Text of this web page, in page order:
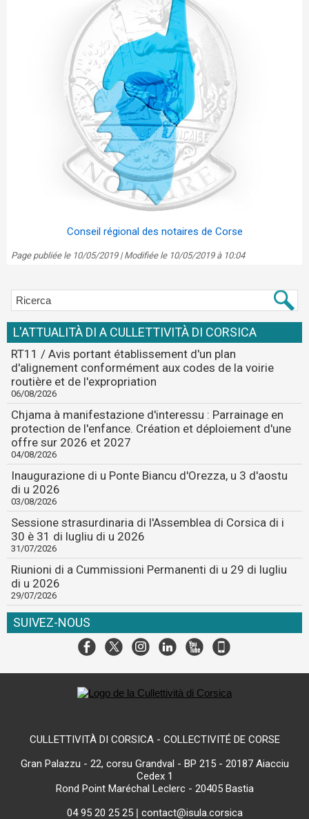
Conseil régional des notaires de Corse
Page publiée le 10/05/2019 | Modifiée le 10/05/2019 à 10:04
L'ATTUALITÀ DI A CULLETTIVITÀ DI CORSICA
RT11 / Avis portant établissement d'un plan
d'alignement conformément aux codes de la voirie
routière et de l'expropriation
06/08/2026
Chjama à manifestazione d'interessu : Parrainage en
protection de l'enfance. Création et déploiement d'une
offre sur 2026 et 2027
04/08/2026
Inaugurazione di u Ponte Biancu d'Orezza, u 3 d'aostu
di u 2026
03/08/2026
Sessione strasurdinaria di l'Assemblea di Corsica di i
30 è 31 di lugliu di u 2026
31/07/2026
Riunioni di a Cummissioni Permanenti di u 29 di lugliu
di u 2026
29/07/2026
SUIVEZ-NOUS
CULLETTIVITÀ DI CORSICA - COLLECTIVITÉ DE CORSE
Gran Palazzu - 22, corsu Grandval - BP 215 - 20187 Aiacciu
Cedex 1
Rond Point Maréchal Leclerc - 20405 Bastia
04 95 20 25 25| contact@isula.corsica